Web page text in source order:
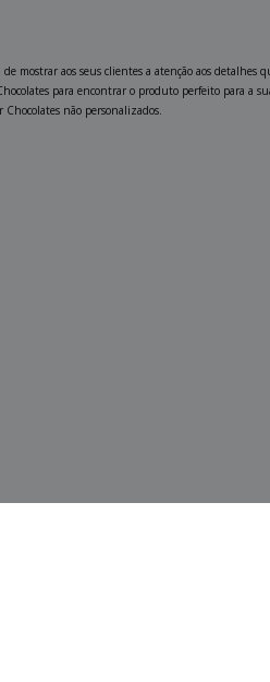
mostrar aos seus clientes a atenção aos detalhes
para encontrar o produto perfeito para a
não personalizados.